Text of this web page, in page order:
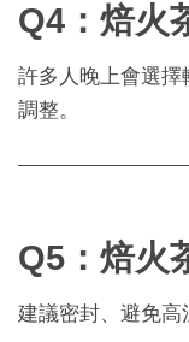
Q4：焙火
許多人晚上會選擇
調整。
Q5：焙火
建議密封、避免高